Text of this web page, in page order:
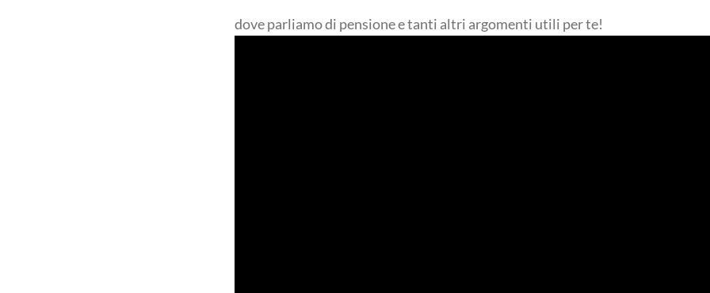
dove parliamo di pensione e tanti altri argomenti utili per te!